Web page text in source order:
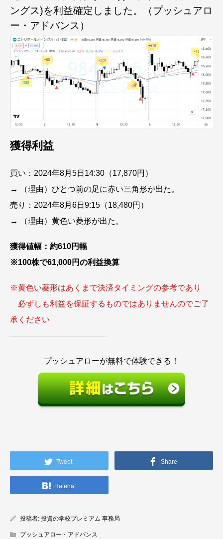
ングス)を利益確定しました。（プッシュアロ
ー・アドバンス）
獲得利益
買い：2024年8月5日14:30（17,870円）
→ （理由）ひとつ前の足に赤い三角形が出た。
売り：2024年8月6日9:15（18,480円）
→ （理由）黄色い菱形が出た。
獲得値幅：約610円幅
※100株で61,000円の利益換算
※黄色い菱形はあくまで決済タイミングの参考であり
必ずしも利益を保証するものではありませんのでご了
承ください
————————————
プッシュアローが無料で体験できる！
Tweet Share
Hatena
投稿者: 投資の学校プレミアム 事務局
プッシュアロー・アドバンス